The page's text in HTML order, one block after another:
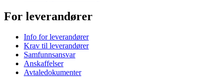
For leverandører
Info for leverandører
Krav til leverandører
Samfunnsansvar
Anskaffelser
Avtaledokumenter